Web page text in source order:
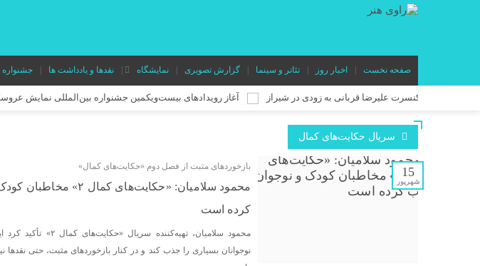
صفحه نخست اخبار روز تئاتر و سینما گزارش تصویری نمایشگاه نقدها و یادداشت ها جشنواره
کنسرت علیرضا قربانی به زودی در شیراز آغاز رویدادهای بیست‌ویکمین جشنواره بین‌المللی نمایش عروسکی
سریال حکایت‌های کمال
15
شهریور
بازخوردهای مثبت از فصل دوم «حکایت‌های کمال»
محمود سلامیان: «حکایت‌های
کرده است
محمود سلامیان، تهیه‌کننده
نوجوانان بسیاری را جذب کند و در کنار بازخوردهای مثبت، حتی